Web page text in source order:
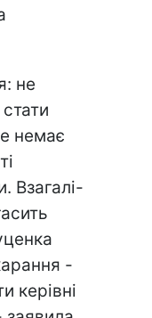
не
немає
Взагалі-
-
керівні